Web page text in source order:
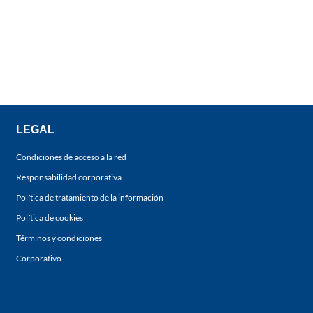
LEGAL
Condiciones de acceso a la red
Responsabilidad corporativa
Política de tratamiento de la información
Política de cookies
Términos y condiciones
Corporativo